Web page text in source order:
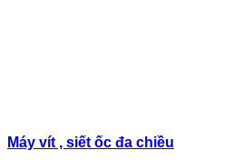
Máy vít , siết ốc đa chiều